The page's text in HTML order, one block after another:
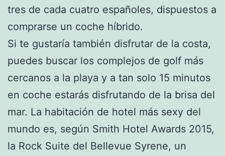
tres de cada cuatro españoles, dispuestos a
comprarse un coche híbrido.
Si te gustaría también disfrutar de la costa,
puedes buscar los complejos de golf más
cercanos a la playa y a tan solo 15 minutos
en coche estarás disfrutando de la brisa del
mar. La habitación de hotel más sexy del
mundo es, según Smith Hotel Awards 2015,
la Rock Suite del Bellevue Syrene, un